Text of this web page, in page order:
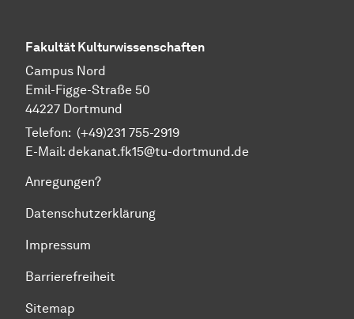
Fakultät Kulturwissenschaften
Campus Nord
Emil-Figge-Straße 50
44227 Dortmund
Telefon: (+49)231 755-2919
E-Mail: dekanat.fk15@tu-dortmund.de
Anregungen?
Datenschutzerklärung
Impressum
Barrierefreiheit
Sitemap